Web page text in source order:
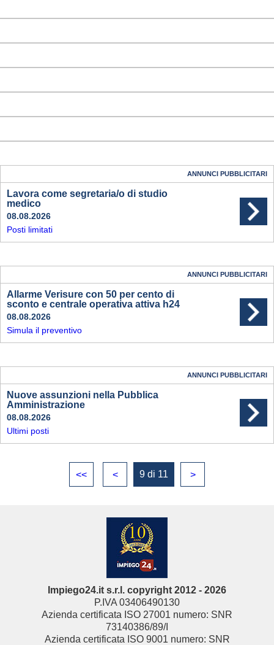
ANNUNCI PUBBLICITARI
Lavora come segretaria/o di studio
medico
08.08.2026
Posti limitati
ANNUNCI PUBBLICITARI
Allarme Verisure con 50 per cento di
sconto e centrale operativa attiva h24
08.08.2026
Simula il preventivo
ANNUNCI PUBBLICITARI
Nuove assunzioni nella Pubblica
Amministrazione
08.08.2026
Ultimi posti
<< < 9 di 11 >
Impiego24.it s.r.l. copyright 2012 - 2026
P.IVA 03406490130
Azienda certificata ISO 27001 numero: SNR
73140386/89/I
Azienda certificata ISO 9001 numero: SNR